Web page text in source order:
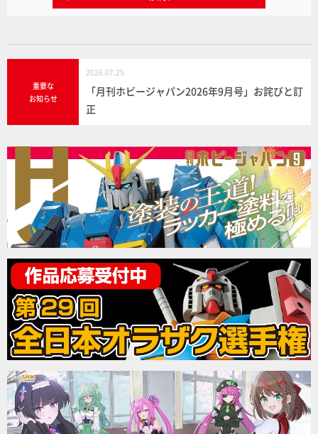
重要な
お知らせ
2026.07.25
「月刊ホビージャパン2026年9月号」お詫びと訂
正